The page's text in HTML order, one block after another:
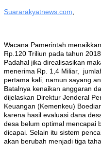
Suararakyatnews.com,
Wacana Pamerintah
Rp.120 Triliun pada tahun
Padahal jika direalisasikan
menerima Rp. 1,4 Miliar,
pertama kali, namun sayang
Batalnya kenaikan anggaran
dijelaskan Direktur Jenderal
Keuangan (Kemenkeu)
karena hasil evaluasi dana
desa belum optimal mencapai
dicapai. Selain itu sistem
akan berubah menjadi tiga